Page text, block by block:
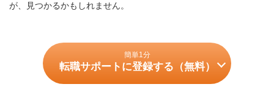
が、見つかるかもしれません。
簡単1分
転職サポートに登録する（無料）